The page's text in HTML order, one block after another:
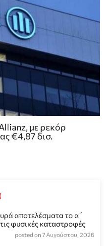
με ρεκόρ
€4,87 δισ.
αποτελέσματα το α΄
φυσικές καταστροφές
posted on 7 Αυγούστου, 2026